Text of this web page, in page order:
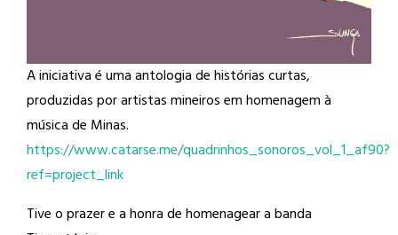
A iniciativa é uma antologia de histórias curtas,
produzidas por artistas mineiros em homenagem à
música de Minas.
https://www.catarse.me/quadrinhos_sonoros_vol_1_af90?
ref=project_link
Tive o prazer e a honra de homenagear a banda